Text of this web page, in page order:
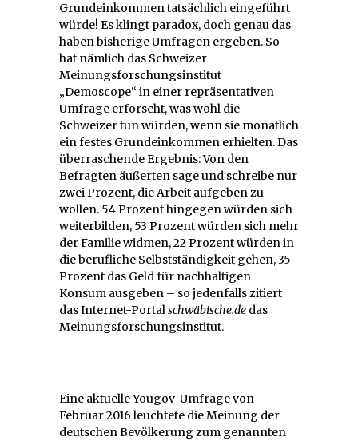
Grundeinkommen tatsächlich eingeführt
würde! Es klingt paradox, doch genau das
haben bisherige Umfragen ergeben. So
hat nämlich das Schweizer
Meinungsforschungsinstitut
„Demoscope“ in einer repräsentativen
Umfrage erforscht, was wohl die
Schweizer tun würden, wenn sie monatlich
ein festes Grundeinkommen erhielten. Das
überraschende Ergebnis: Von den
Befragten äußerten sage und schreibe nur
zwei Prozent, die Arbeit aufgeben zu
wollen. 54 Prozent hingegen würden sich
weiterbilden, 53 Prozent würden sich mehr
der Familie widmen, 22 Prozent würden in
die berufliche Selbstständigkeit gehen, 35
Prozent das Geld für nachhaltigen
Konsum ausgeben – so jedenfalls zitiert
das Internet-Portalschwäbische.de das
Meinungsforschungsinstitut.
Eine aktuelle Yougov-Umfrage von
Februar 2016 leuchtete die Meinung der
deutschen Bevölkerung zum genannten